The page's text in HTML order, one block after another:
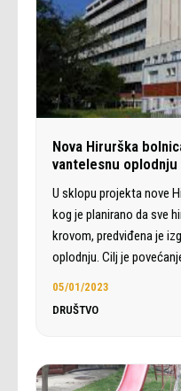
Nova Hirurška
vantelesnu oplodnju
U sklopu projekta nove
kog je planirano da sve
krovom, predviđena je
oplodnju. Cilj je
05/01/2023
DRUŠTVO